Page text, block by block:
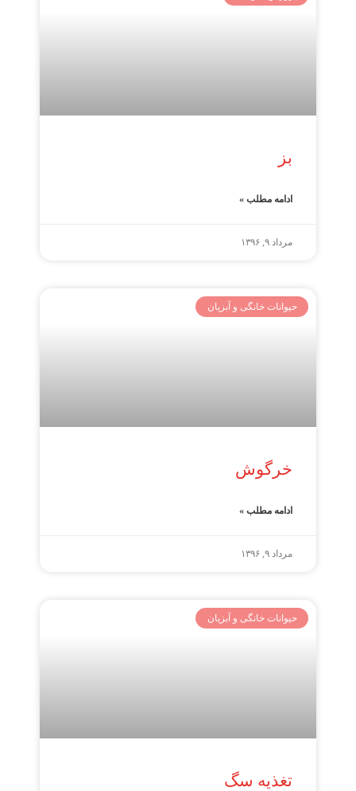
بز
ادامه مطلب »
مرداد ۹, ۱۳۹۶
حیوانات خانگی و آبزیان
خرگوش
ادامه مطلب »
مرداد ۹, ۱۳۹۶
حیوانات خانگی و آبزیان
تغذیه سگ